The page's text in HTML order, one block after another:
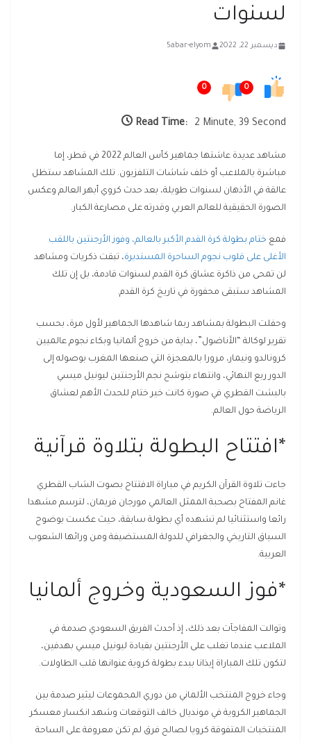
لسنوات
ديسمبر 22, 2022 5abar-elyom
0
0
Read Time: 2 Minute, 39 Second
مشاهد عديدة عاشتها جماهير كأس العالم 2022 في قطر، إما
مباشرة بالملاعب أو خلف شاشات التلفزيون. تلك المشاهد ستظل
عالقة في الأذهان لسنوات طويلة، بعد حدث كروي أبهر العالم وعكس
الصورة الحقيقية للعالم العربي وقدرته على مصارعة الكبار.
فمع ختام بطولة كرة القدم الأكبر بالعالم، وفوز الأرجنتين باللقب
الأغلى على قلوب نجوم الساحرة المستديرة، تبقت ذكريات ومشاهد
لن تمحى من ذاكرة عشاق كرة القدم لسنوات قادمة، بل إن تلك
المشاهد ستبقى محفورة في تاريخ كرة القدم.
وحفلت البطولة بمشاهد ربما شاهدها الجماهير لأول مرة، بحسب
تقرير لوكالة “الأناضول”، بداية من خروج ألمانيا وبكاء نجوم عالميين
كرونالدو ونيمار، مرورا بالمعجزة التي صنعها المغرب بوصوله إلى
الدور ربع النهائي، وانتهاء بتوشح نجم الأرجنتين ليونيل ميسي
بالبشت القطري في صورة كانت خير ختام للحدث الأهم لعشاق
الرياضة حول العالم.
*افتتاح البطولة بتلاوة قرآنية
جاءت تلاوة القرآن الكريم في مباراة الافتتاح بصوت الشاب القطري
غانم المفتاح بصحبة الممثل العالمي مورجان فريمان، لترسم مشهدا
رائعا واستثنائيا لم تشهده أي بطولة سابقة، حيث عكست بوضوح
السياق التاريخي والجغرافي للدولة المستضيفة ومن ورائها الشعوب
العربية.
*فوز السعودية وخروج ألمانيا
وتوالت المفاجآت بعد ذلك، إذ أحدث الفريق السعودي صدمة في
الملاعب عندما تغلب على الأرجنتين بقيادة ليونيل ميسي بهدفين،
لتكون تلك المباراة إيذانا ببدء بطولة كروية عنوانها قلب الطاولات.
وجاء خروج المنتخب الألماني من دوري المجموعات ليثير صدمة بين
الجماهير الكروية في مونديال خالف التوقعات وشهد انكسار معسكر
المنتخبات المتفوقة كرويا لصالح فرق لم تكن معروفة على الساحة